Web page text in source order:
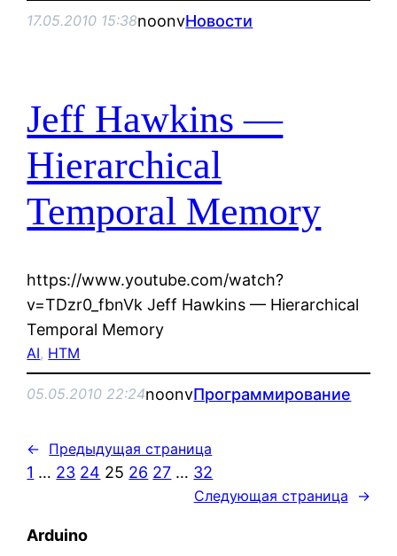
17.05.2010 15:38noonvНовости
Jeff Hawkins —
Hierarchical
Temporal Memory
https://www.youtube.com/watch?
v=TDzr0_fbnVk Jeff Hawkins — Hierarchical
Temporal Memory
AI, HTM
05.05.2010 22:24noonvПрограммирование
← Предыдущая страница
1 … 23 24 25 26 27 … 32
Следующая страница →
Arduino